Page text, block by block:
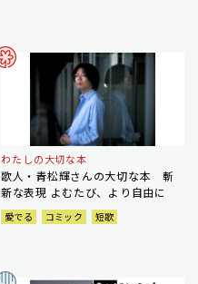
わたしの大切な本
歌人・青松輝さんの大切な本 斬
新な表現 よむたび、より自由に
愛でる コミック 短歌